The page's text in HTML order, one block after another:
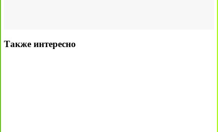
Также интересно